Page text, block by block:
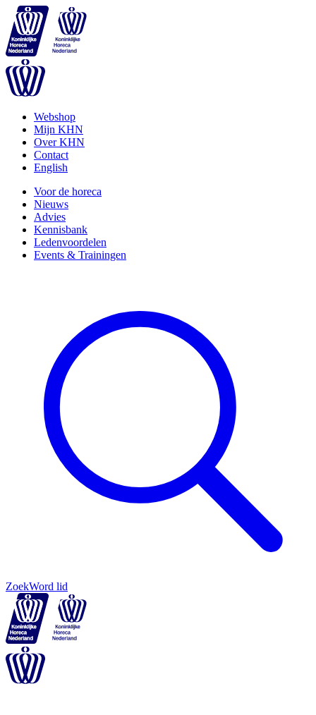
Webshop
Mijn KHN
Over KHN
Contact
English
Voor de horeca
Nieuws
Advies
Kennisbank
Ledenvoordelen
Events & Trainingen
ZoekWord lid